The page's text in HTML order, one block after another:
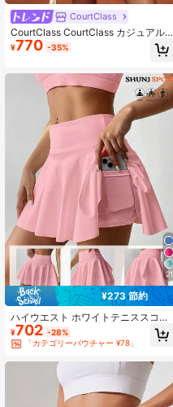
CourtClass
CourtClass CourtClass カジュアル
多機能 ホワイト プリーツウエストバ
ンド付きショーツ、ウエストプリー
スカートショーツ
¥770 -35%
21
¥273 節約
ハイウエスト ホワイトテニススコー
ト、2in1 アンチフラッシュ ゴルフ/
バドミントン/フィットネス ショーツ
スカート ポケット付き、ヨガ、アウ
トドランニング用夏スポーツスカー
トレギンス、新作レディースウェア
¥702 -28%
「カテゴリーバウチャー ¥78」